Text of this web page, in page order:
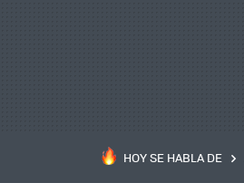
HOY SE HABLA DE